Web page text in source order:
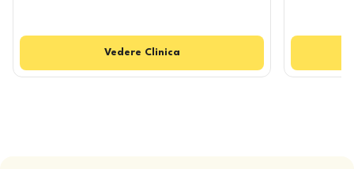
Vedere Clinica